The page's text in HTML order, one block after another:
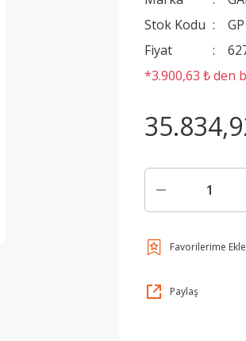
Stok Kodu
Fiyat
*3.900,63 ₺ den
Paylaş